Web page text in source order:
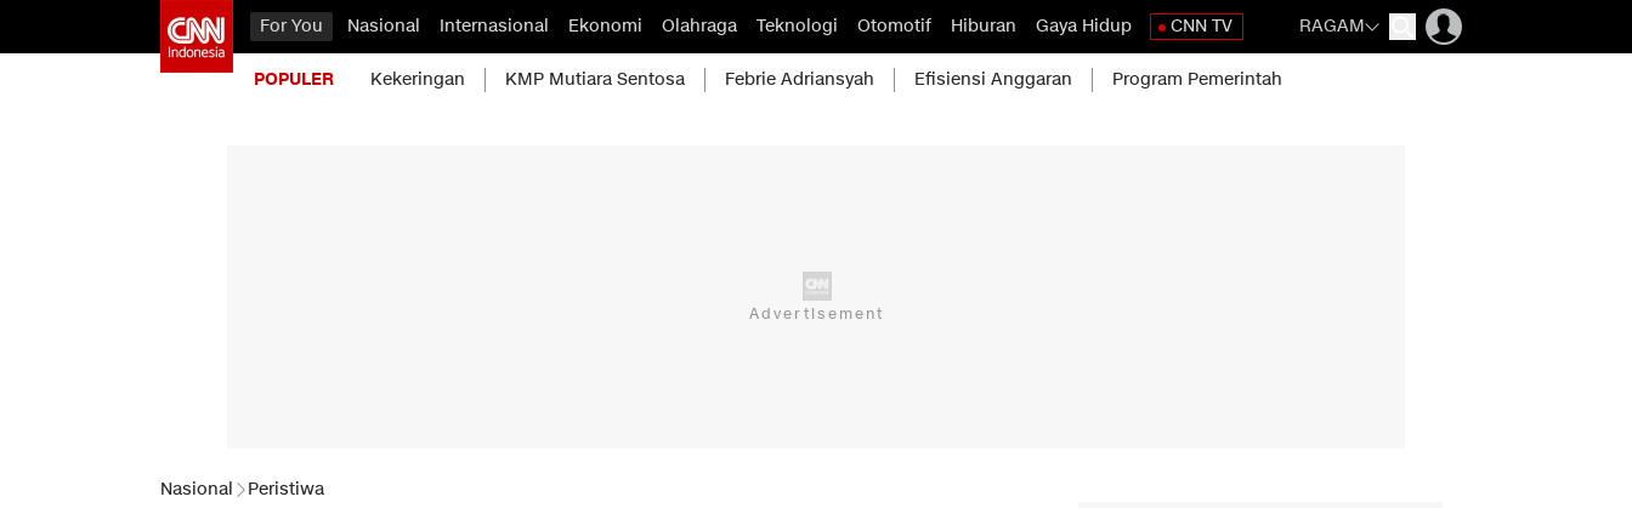
For You Nasional Internasional Ekonomi Olahraga Teknologi Otomotif Hiburan Gaya Hidup CNN TV RAGAM
POPULER Kekeringan KMP Mutiara Sentosa Febrie Adriansyah Efisiensi Anggaran Program Pemerintah
Nasional Peristiwa